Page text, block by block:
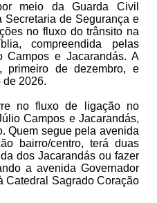
meio da Guarda Civil
Secretaria de Segurança e
no fluxo do trânsito na
compreendida pelas
Campos e Jacarandás. A
primeiro de dezembro, e
de 2026.
no fluxo de ligação no
Campos e Jacarandás,
Quem segue pela avenida
bairro/centro, terá duas
dos Jacarandás ou fazer
a avenida Governador
Catedral Sagrado Coração